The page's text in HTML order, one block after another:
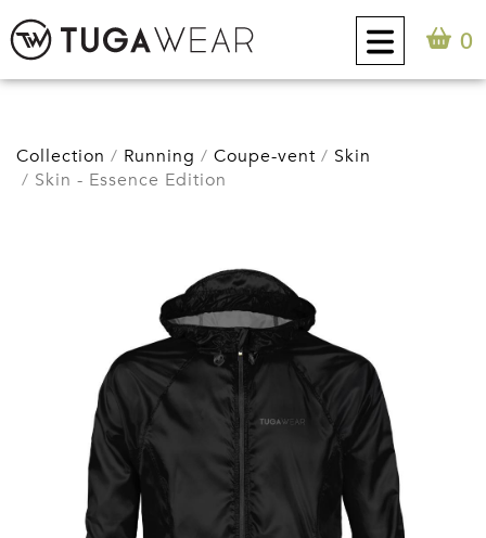
0
COLLECTION
FR 0
Collection Running Coupe-vent
Skin
Skin - Essence Edition